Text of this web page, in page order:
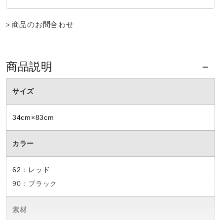
ワーキング
インナー
商品のお問合わせ
商品説明
サイズ
34cm×83cm
カラー
62：レッド
90：ブラック
素材